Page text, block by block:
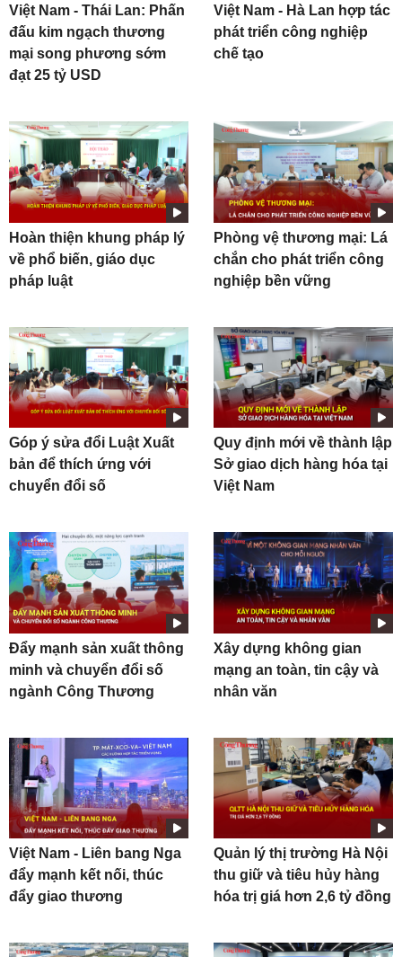
Việt Nam - Thái Lan: Phấn
đấu kim ngạch thương
mại song phương sớm
đạt 25 tỷ USD
Việt Nam - Hà Lan hợp tác
phát triển công nghiệp
chế tạo
Hoàn thiện khung pháp lý
về phổ biến, giáo dục
pháp luật
Phòng vệ thương mại: Lá
chắn cho phát triển công
nghiệp bền vững
Góp ý sửa đổi Luật Xuất
bản để thích ứng với
chuyển đổi số
Quy định mới về thành lập
Sở giao dịch hàng hóa tại
Việt Nam
Đẩy mạnh sản xuất thông
minh và chuyển đổi số
ngành Công Thương
Xây dựng không gian
mạng an toàn, tin cậy và
nhân văn
Việt Nam - Liên bang Nga
đẩy mạnh kết nối, thúc
đẩy giao thương
Quản lý thị trường Hà Nội
thu giữ và tiêu hủy hàng
hóa trị giá hơn 2,6 tỷ đồng